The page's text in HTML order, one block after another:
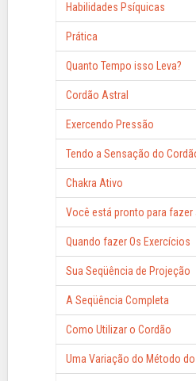
Habilidades Psíquicas
Prática
Quanto Tempo isso Leva?
Cordão Astral
Exercendo Pressão
Tendo a Sensação do
Chakra Ativo
Você está pronto para fazer
Quando fazer Os Exercícios
Sua Seqüência de Projeção
A Seqüência Completa
Como Utilizar o Cordão
Uma Variação do Método